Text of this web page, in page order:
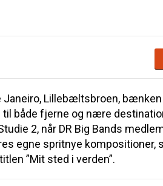
Janeiro, Lillebæltsbroen, bænken
til både fjerne og nære
2, når DR Big Bands
egne spritnye kompositioner,
”Mit sted i verden”.